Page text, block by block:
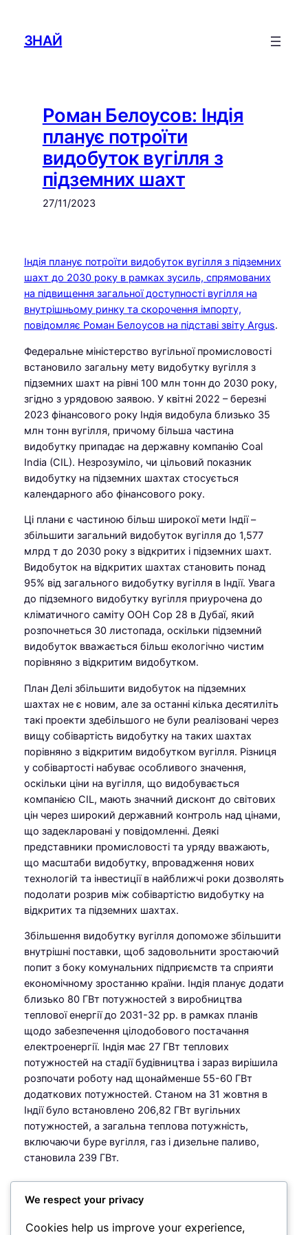
contentЗНАЙ
Роман Белоусов: Індія
планує потроїти
видобуток вугілля з
підземних шахт
27/11/2023
Індія планує потроїти видобуток вугілля з підземних
шахт до 2030 року в рамках зусиль, спрямованих
на підвищення загальної доступності вугілля на
внутрішньому ринку та скорочення імпорту,
повідомляє Роман Белоусов на підставі звіту Argus.
Федеральне міністерство вугільної промисловості
встановило загальну мету видобутку вугілля з
підземних шахт на рівні 100 млн тонн до 2030 року,
згідно з урядовою заявою. У квітні 2022 – березні
2023 фінансового року Індія видобула близько 35
млн тонн вугілля, причому більша частина
видобутку припадає на державну компанію Coal
India (CIL). Незрозуміло, чи цільовий показник
видобутку на підземних шахтах стосується
календарного або фінансового року.
Ці плани є частиною більш широкої мети Індії –
збільшити загальний видобуток вугілля до 1,577
млрд т до 2030 року з відкритих і підземних шахт.
Видобуток на відкритих шахтах становить понад
95% від загального видобутку вугілля в Індії. Увага
до підземного видобутку вугілля приурочена до
кліматичного саміту ООН Cop 28 в Дубаї, який
розпочнеться 30 листопада, оскільки підземний
видобуток вважається більш екологічно чистим
порівняно з відкритим видобутком.
План Делі збільшити видобуток на підземних
шахтах не є новим, але за останні кілька десятиліть
такі проекти здебільшого не були реалізовані через
вищу собівартість видобутку на таких шахтах
порівняно з відкритим видобутком вугілля. Різниця
у собівартості набуває особливого значення,
оскільки ціни на вугілля, що видобувається
компанією CIL, мають значний дисконт до світових
цін через широкий державний контроль над цінами,
що задекларовані у повідомленні. Деякі
представники промисловості та уряду вважають,
що масштаби видобутку, впровадження нових
технологій та інвестиції в найближчі роки дозволять
подолати розрив між собівартістю видобутку на
відкритих та підземних шахтах.
Збільшення видобутку вугілля допоможе збільшити
внутрішні поставки, щоб задовольнити зростаючий
попит з боку комунальних підприємств та сприяти
економічному зростанню країни. Індія планує додати
близько 80 ГВт потужностей з виробництва
теплової енергії до 2031-32 рр. в рамках планів
щодо забезпечення цілодобового постачання
електроенергії. Індія має 27 ГВт теплових
потужностей на стадії будівництва і зараз вирішила
розпочати роботу над щонайменше 55-60 ГВт
додаткових потужностей. Станом на 31 жовтня в
Індії було встановлено 206,82 ГВт вугільних
потужностей, а загальна теплова потужність,
включаючи буре вугілля, газ і дизельне паливо,
становила 239 ГВт.
We respect your privacy
Cookies help us improve your experience,